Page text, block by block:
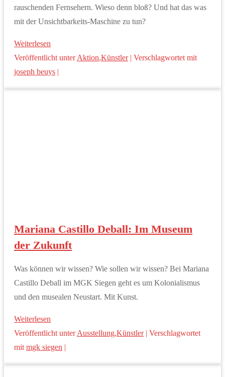
rauschenden Fernsehern. Wieso denn bloß? Und hat das was
mit der Unsichtbarkeits-Maschine zu tun?
Weiterlesen
Veröffentlicht unter Aktion,Künstler| Verschlagwortet mit
joseph beuys |
Mariana Castillo Deball: Im Museum
der Zukunft
Was können wir wissen? Wie sollen wir wissen? Bei Mariana
Castillo Deball im MGK Siegen geht es um Kolonialismus
und den musealen Neustart. Mit Kunst.
Weiterlesen
Veröffentlicht unter Ausstellung,Künstler| Verschlagwortet
mit mgk siegen |